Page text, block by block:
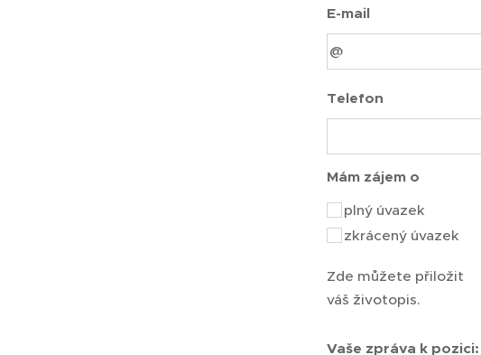
E-mail
Telefon
Mám zájem o
plný úvazek
zkrácený úvazek
Zde můžete přiložit
váš životopis.
Vaše zpráva k